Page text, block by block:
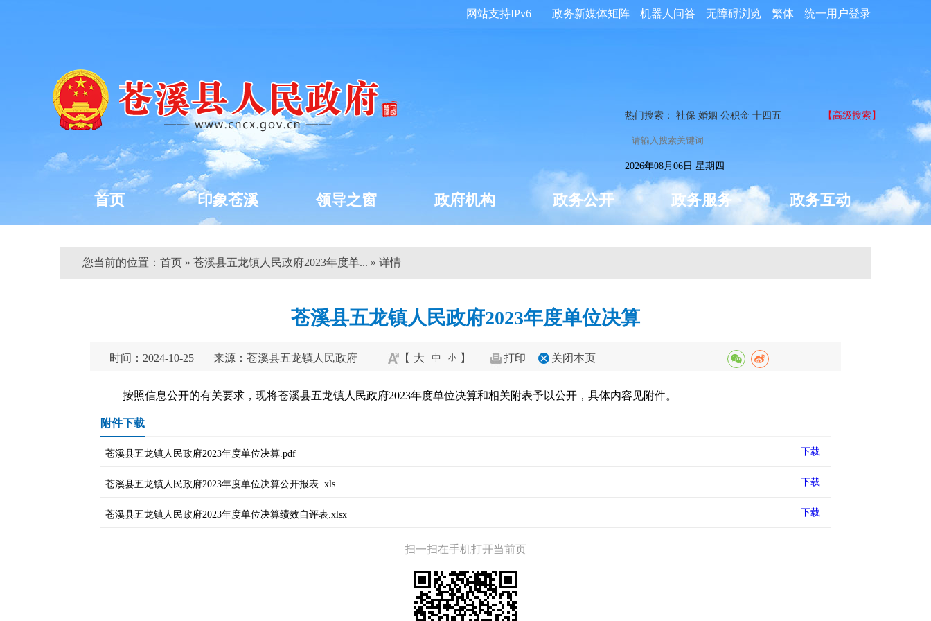
统一用户登录
繁体
无障碍浏览
机器人问答
政务新媒体矩阵
网站支持IPv6
热门搜索： 社保 婚姻 公积金 十四五 【高级搜索】
2026年08月06日 星期四
首页 印象苍溪 领导之窗 政府机构 政务公开 政务服务 政务互动
您当前的位置： 首页 » 苍溪县五龙镇人民政府2023年度单... » 详情
苍溪县五龙镇人民政府2023年度单位决算
时间：2024-10-25 来源：苍溪县五龙镇人民政府 【 大 中 小 】 打印 关闭本页
按照信息公开的有关要求，现将苍溪县五龙镇人民政府2023年度单位决算和相关附表予以公开，具体内容见附件。
附件下载
下载
苍溪县五龙镇人民政府2023年度单位决算.pdf
下载
苍溪县五龙镇人民政府2023年度单位决算公开报表 .xls
下载
苍溪县五龙镇人民政府2023年度单位决算绩效自评表.xlsx
扫一扫在手机打开当前页